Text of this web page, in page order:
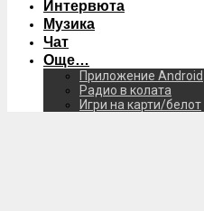
Интервюта
Музика
Чат
Още…
Приложение Android
Радио в колата
Игри на карти/белот